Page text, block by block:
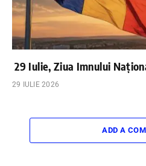
29 Iulie, Ziua Imnului
29 IULIE 2026
ADD A